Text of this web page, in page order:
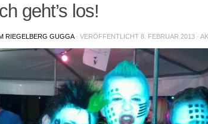
geht’s los!
RIEGELBERG GUGGA · VERÖFFENTLICHT 8. FEBRUAR 2013 ·